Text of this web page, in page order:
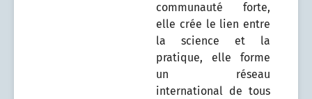
communauté forte,
elle crée le lien entre
la science et la
pratique, elle forme
un réseau
international de tous